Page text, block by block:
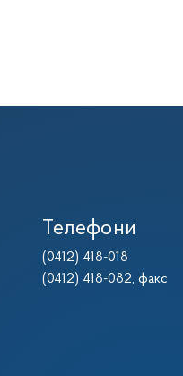
Телефони
(0412) 418-018
(0412) 418-082, факс